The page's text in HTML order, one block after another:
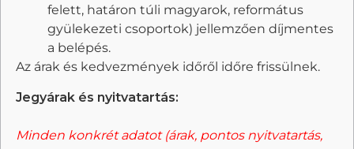
felett, határon túli magyarok, református
gyülekezeti csoportok) jellemzően díjmentes
a belépés.
Az árak és kedvezmények időről időre frissülnek.
Jegyárak és nyitvatartás:
Minden konkrét adatot (árak, pontos nyitvatartás,